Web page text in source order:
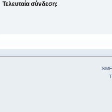
Τελευταία σύνδεση: